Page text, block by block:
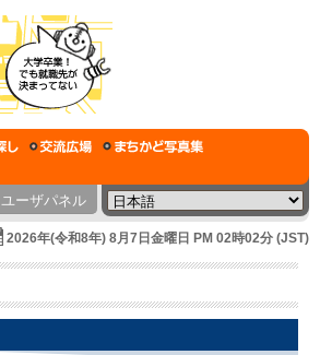
ユーザパネル
2026年(令和8年) 8月7日金曜日 PM 02時02分 (JST)